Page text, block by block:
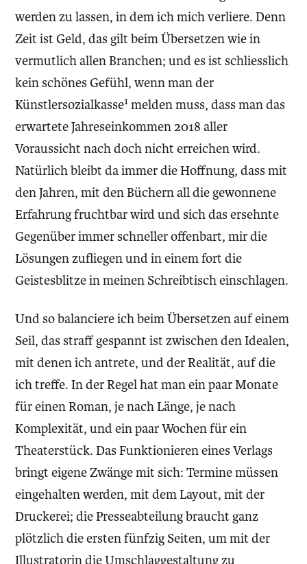
werden zu lassen, in dem ich mich verliere. Denn
Zeit ist Geld, das gilt beim Übersetzen wie in
vermutlich allen Branchen; und es ist schliesslich
kein schönes Gefühl, wenn man der
Künstlersozialkasse1 melden muss, dass man das
erwartete Jahreseinkommen 2018 aller
Voraussicht nach doch nicht erreichen wird.
Natürlich bleibt da immer die Hoffnung, dass mit
den Jahren, mit den Büchern all die ge­wonnene
Erfahrung fruchtbar wird und sich das ersehnte
Gegenüber immer schneller offenbart, mir die
Lösungen zufliegen und in einem fort die
Geistesblitze in meinen Schreibtisch einschlagen.
Und so balanciere ich beim Übersetzen auf einem
Seil, das straff gespannt ist zwischen den Idealen,
mit denen ich antrete, und der Realität, auf die
ich treffe. In der Regel hat man ein paar Monate
für einen Roman, je nach Länge, je nach
Komplexität, und ein paar Wochen für ein
Theaterstück. Das Funktionieren eines Verlags
bringt eigene Zwänge mit sich: Termine müssen
eingehalten werden, mit dem Layout, mit der
Druckerei; die Presseabteilung braucht ganz
plötzlich die ersten fünfzig Seiten, um mit der
Illustratorin die Umschlaggestaltung zu